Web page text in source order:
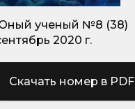
ученый №8 (38)
2020 г.
Скачать номер в PDF